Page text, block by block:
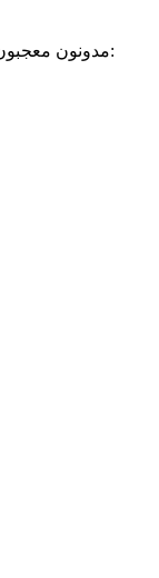
مدونون معجبون بهذه: